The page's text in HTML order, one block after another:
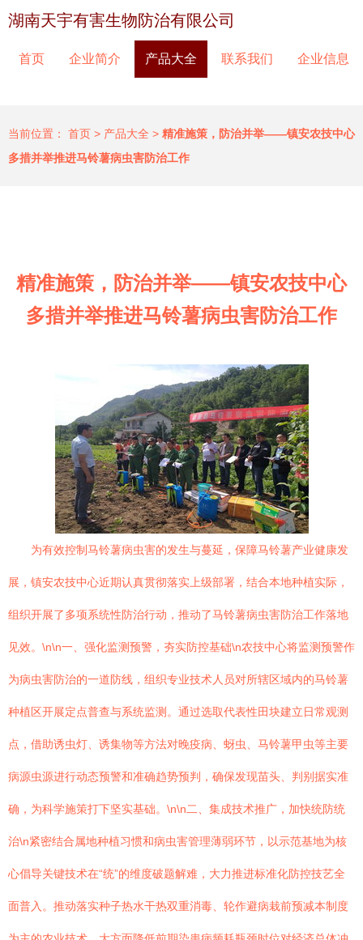
湖南天宇有害生物防治有限公司
首页 企业简介 产品大全 联系我们 企业信息
当前位置： 首页 > 产品大全 > 精准施策，防治并举——镇安农技中心
多措并举推进马铃薯病虫害防治工作
精准施策，防治并举——镇安农技中心
多措并举推进马铃薯病虫害防治工作
为有效控制马铃薯病虫害的发生与蔓延，保障马铃薯产业健康发
展，镇安农技中心近期认真贯彻落实上级部署，结合本地种植实际，
组织开展了多项系统性防治行动，推动了马铃薯病虫害防治工作落地
见效。\n\n一、强化监测预警，夯实防控基础\n农技中心将监测预警作
为病虫害防治的一道防线，组织专业技术人员对所辖区域内的马铃薯
种植区开展定点普查与系统监测。通过选取代表性田块建立日常观测
点，借助诱虫灯、诱集物等方法对晚疫病、蚜虫、马铃薯甲虫等主要
病源虫源进行动态预警和准确趋势预判，确保发现苗头、判别据实准
确，为科学施策打下坚实基础。\n\n二、集成技术推广，加快统防统
治\n紧密结合属地种植习惯和病虫害管理薄弱环节，以示范基地为核
心倡导关键技术在“统”的维度破题解难，大力推进标准化防控技艺全
面普入。推动落实种子热水干热双重消毒、轮作避病栽前预减本制度